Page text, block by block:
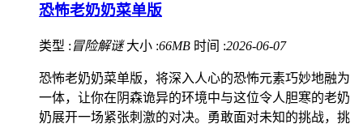
恐怖老奶奶菜单版
类型 : 冒险解谜 大小 :66MB 时间 :2026-06-07
恐怖老奶奶菜单版，将深入人心的恐怖元素巧妙地融为
一体，让你在阴森诡异的环境中与这位令人胆寒的老奶
奶展开一场紧张刺激的对决。勇敢面对未知的挑战，挑